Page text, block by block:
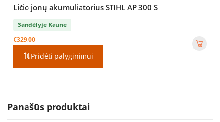
Ličio jonų akumuliatorius STIHL AP 300 S
Sandėlyje Kaune
€329.00
Pridėti palyginimui
Panašūs produktai